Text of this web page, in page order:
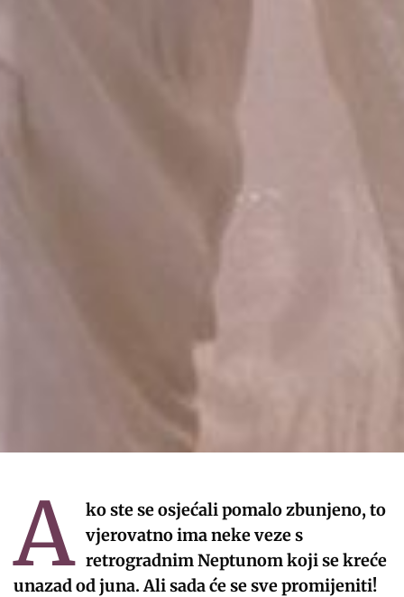
A ko ste se osjećali pomalo zbunjeno, to
vjerovatno ima neke veze s
retrogradnim Neptunom koji se kreće
unazad od juna. Ali sada će se sve promijeniti!